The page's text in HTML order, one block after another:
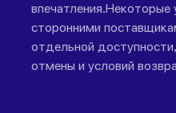
сторонними
отдельной
отмены и условий